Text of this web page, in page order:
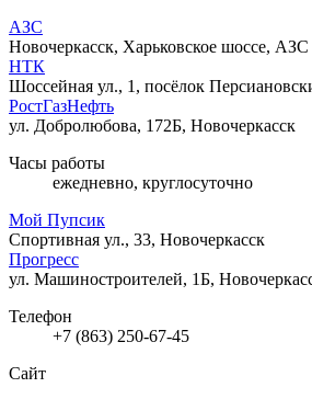
АЗС
Новочеркасск, Харьковское шоссе,
НТК
Шоссейная ул., 1, посёлок
РостГазНефть
ул. Добролюбова, 172Б, Новочеркасск
Часы работы
ежедневно, круглосуточно
Мой Пупсик
Спортивная ул., 33, Новочеркасск
Прогресс
ул. Машиностроителей, 1Б,
Телефон
+7 (863) 250-67-45
Сайт